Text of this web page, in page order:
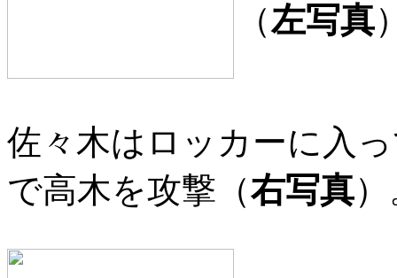
（左写真
佐々木はロッカーに入
で高木を攻撃（右写真